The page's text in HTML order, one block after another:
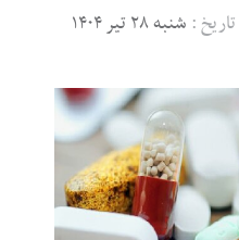
تاریخ : شنبه ۲۸ تیر ۱۴۰۴